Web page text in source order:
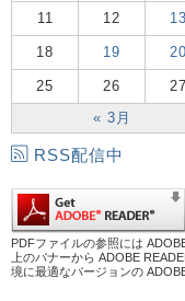
« 3月
11 12 13
18 19 20
25 26 27
RSS配信中
PDFファイルの参照には
上のバナーから ADOBE
境に最適なバージョンの